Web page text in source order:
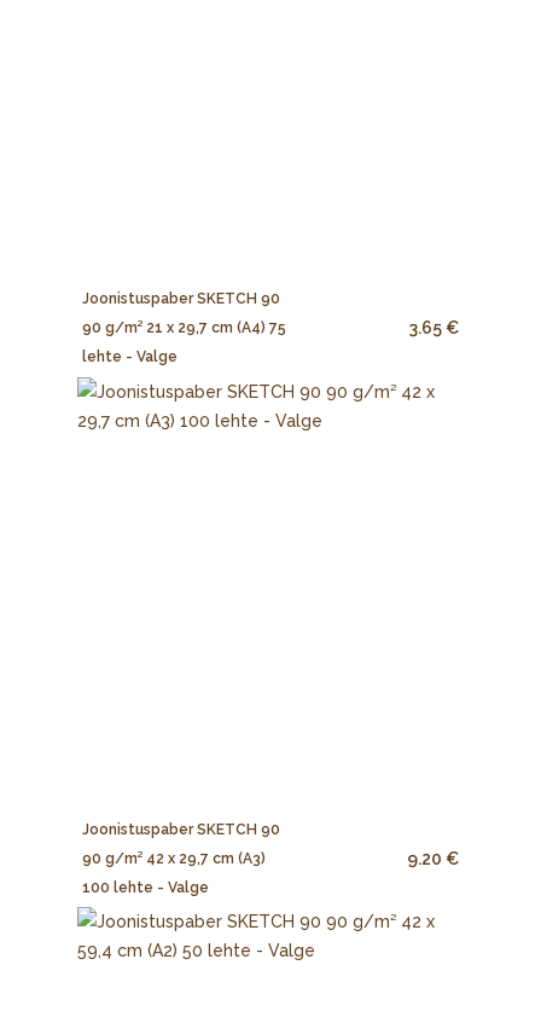
Joonistuspaber SKETCH 90
90 g/m² 21 x 29,7 cm (A4) 75
lehte - Valge
3.65 €
Joonistuspaber SKETCH 90
90 g/m² 42 x 29,7 cm (A3)
100 lehte - Valge
9.20 €